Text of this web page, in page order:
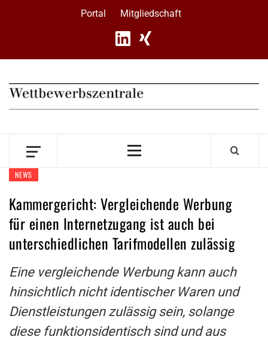
Portal Mitgliedschaft
Primary
NEWS
Kammergericht: Vergleichende Werbung
für einen Internetzugang ist auch bei
unterschiedlichen Tarifmodellen zulässig
Eine vergleichende Werbung kann auch
hinsichtlich nicht identischer Waren und
Dienstleistungen zulässig sein, solange
diese funktionsidentisch sind und aus